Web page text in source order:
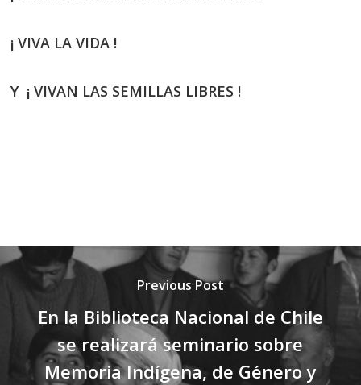
¡ VIVA LA VIDA !
Y ¡ VIVAN LAS SEMILLAS LIBRES !
Previous Post
En la Biblioteca Nacional de Chile
se realizará seminario sobre
Memoria Indígena, de Género y